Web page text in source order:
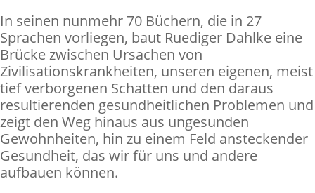
In seinen nunmehr 70 Büchern, die in 27
Sprachen vorliegen, baut Ruediger Dahlke eine
Brücke zwischen Ursachen von
Zivilisationskrankheiten, unseren eigenen, meist
tief verborgenen Schatten und den daraus
resultierenden gesundheitlichen Problemen und
zeigt den Weg hinaus aus ungesunden
Gewohnheiten, hin zu einem Feld ansteckender
Gesundheit, das wir für uns und andere
aufbauen können.